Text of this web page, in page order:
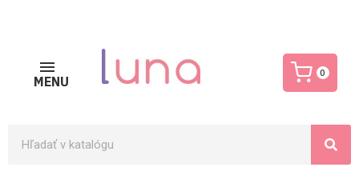
MENU
0